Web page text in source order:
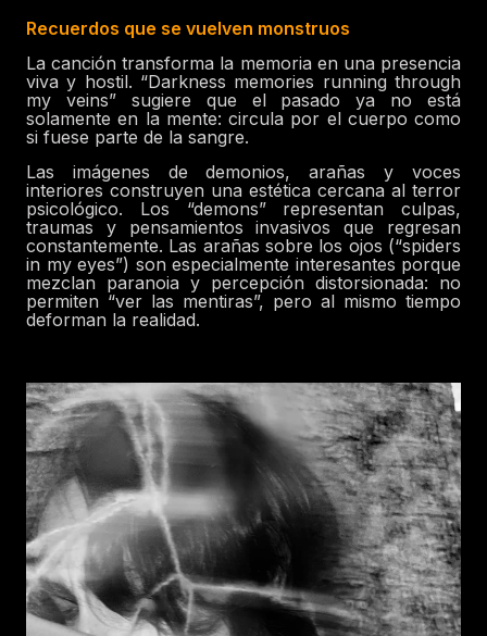
Recuerdos que se vuelven monstruos
La canción transforma la memoria en una presencia
viva y hostil. “Darkness memories running through
my veins” sugiere que el pasado ya no está
solamente en la mente: circula por el cuerpo como
si fuese parte de la sangre.
Las imágenes de demonios, arañas y voces
interiores construyen una estética cercana al terror
psicológico. Los “demons” representan culpas,
traumas y pensamientos invasivos que regresan
constantemente. Las arañas sobre los ojos (“spiders
in my eyes”) son especialmente interesantes porque
mezclan paranoia y percepción distorsionada: no
permiten “ver las mentiras”, pero al mismo tiempo
deforman la realidad.